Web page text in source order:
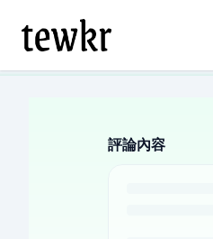
評論內容